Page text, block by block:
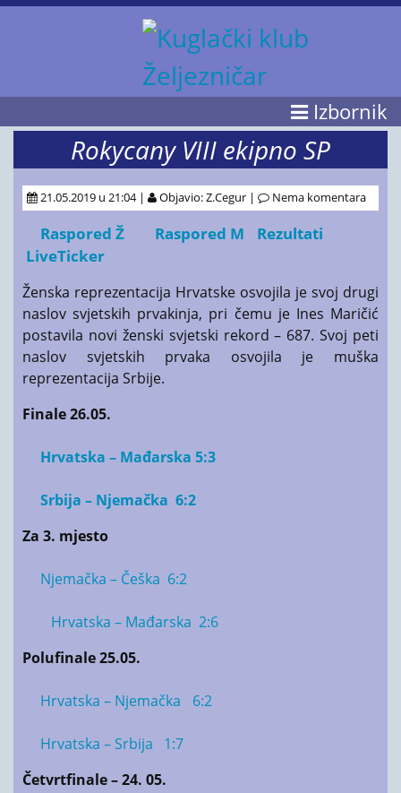
Izbornik
Rokycany VIII ekipno SP
21.05.2019 u 21:04 | Objavio: Z.Cegur | Nema komentara
Raspored Ž Raspored M
Rezultati
LiveTicker
Ženska reprezentacija Hrvatske osvojila je svoj drugi
naslov svjetskih prvakinja, pri čemu je Ines Maričić
postavila novi ženski svjetski rekord – 687. Svoj peti
naslov svjetskih prvaka osvojila je muška
reprezentacija Srbije.
Finale 26.05.
Hrvatska – Mađarska 5:3
Srbija – Njemačka 6:2
Za 3. mjesto
Njemačka – Češka 6:2
Hrvatska – Mađarska 2:6
Polufinale 25.05.
Hrvatska – Njemačka 6:2
Hrvatska – Srbija 1:7
Četvrtfinale – 24. 05.